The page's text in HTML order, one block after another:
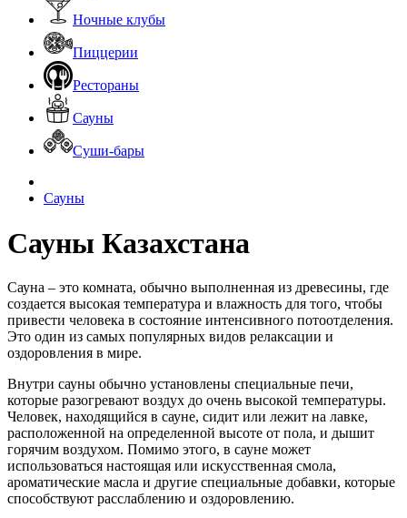
Ночные клубы
Пиццерии
Рестораны
Сауны
Суши-бары
Сауны
Сауны Казахстана
Сауна – это комната, обычно выполненная из древесины, где
создается высокая температура и влажность для того, чтобы
привести человека в состояние интенсивного потоотделения.
Это один из самых популярных видов релаксации и
оздоровления в мире.
Внутри сауны обычно установлены специальные печи,
которые разогревают воздух до очень высокой температуры.
Человек, находящийся в сауне, сидит или лежит на лавке,
расположенной на определенной высоте от пола, и дышит
горячим воздухом. Помимо этого, в сауне может
использоваться настоящая или искусственная смола,
ароматические масла и другие специальные добавки, которые
способствуют расслаблению и оздоровлению.